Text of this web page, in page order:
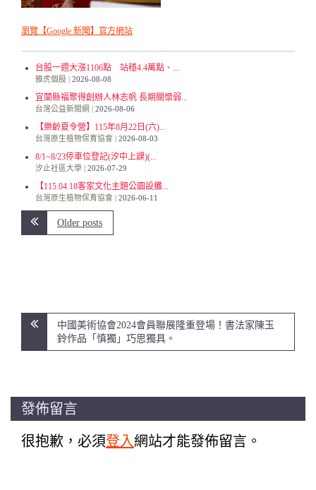
瀏覽【Google 新聞】官方網站
台股一週大漲1106點 站穩4.4萬點、...
雅虎個股 2026-08-08
宜蘭縣福聚得創辦人林志帆 長期關懷弱...
台灣公益新聞網 2026-08-06
【樂齡夏令營】115年8月22日(六)...
台灣原生植物保育協會 2026-08-03
8/1~8/23停車位登記(汐中上課)(...
汐止社區大學 2026-07-29
【115.04.18客家文化主題公園設攤...
台灣原生植物保育協會 2026-06-11
Older posts
文
中國美術協會2024會員聯展隆重登場！書法家陳玉
鈴作品「慎獨」巧思獨具。
發佈留言
很抱歉，必須登入網站才能發佈留言。